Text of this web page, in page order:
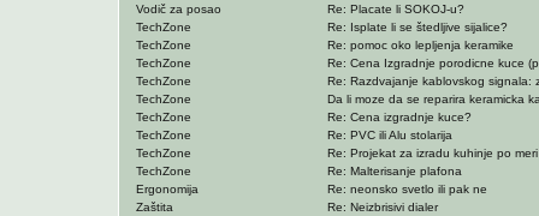
Vodič za posao
Re: Placate li SOKOJ-u?
TechZone
Re: Isplate li se štedljive sijalice?
TechZone
Re: pomoc oko lepljenja keramike
TechZone
Re: Cena Izgradnje porodicne kuce
TechZone
Re: Razdvajanje kablovskog signala:
TechZone
Da li moze da se reparira keramicka
TechZone
Re: Cena izgradnje kuce?
TechZone
Re: PVC ili Alu stolarija
TechZone
Re: Projekat za izradu kuhinje po meri
TechZone
Re: Malterisanje plafona
Ergonomija
Re: neonsko svetlo ili pak ne
Zaštita
Re: Neizbrisivi dialer